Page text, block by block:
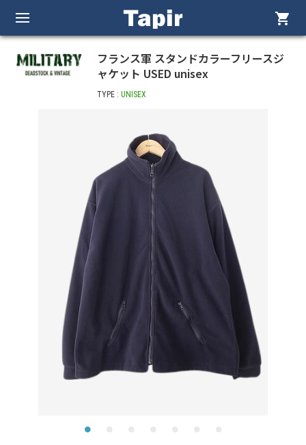
shopping_cart
フランス軍 スタンドカラーフリースジ
ャケット USED unisex
TYPE : UNISEX